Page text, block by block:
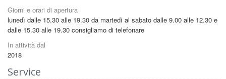
Giorni e orari di apertura
lunedì dalle 15.30 alle 19.30 da martedì al sabato dalle 9.00 alle 12.30 e
dalle 15.30 alle 19.30 consigliamo di telefonare
In attività dal
2018
Service